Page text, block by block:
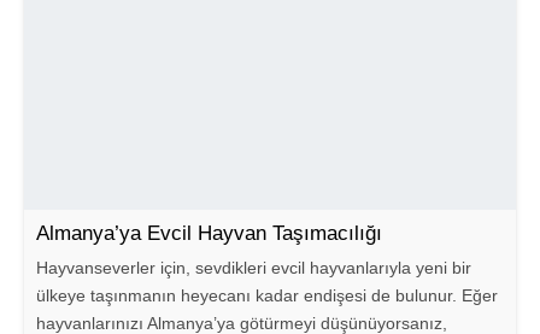
Almanya’ya Evcil Hayvan Taşımacılığı
Hayvanseverler için, sevdikleri evcil hayvanlarıyla yeni bir
ülkeye taşınmanın heyecanı kadar endişesi de bulunur. Eğer
hayvanlarınızı Almanya’ya götürmeyi düşünüyorsanız,